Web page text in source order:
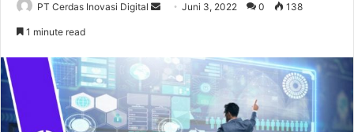
PT Cerdas Inovasi Digital
d
a
e
Juni 3, 2022 0 138
1 minute read